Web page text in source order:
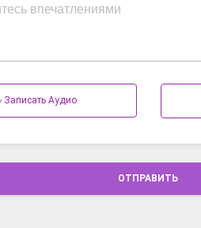
Записать Аудио
ОТПРАВИТЬ